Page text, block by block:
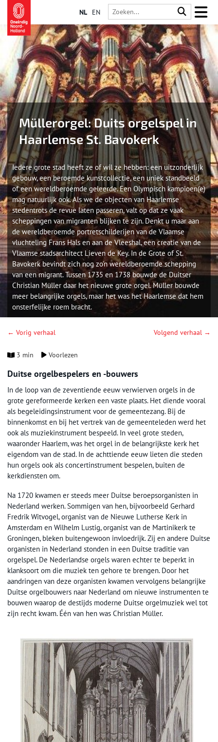
NL EN
Müllerorgel: Duits orgelspel in
Haarlemse St. Bavokerk
Iedere grote stad heeft ze of wil ze hebben: een uitzonderlijk
gebouw, een beroemde kunstcollectie, een uniek standbeeld
of een wereldberoemde geleerde. Een Olympisch kampioen(e)
mag natuurlijk ook. Als we de objecten van Haarlemse
stedentrots de revue laten passeren, valt op dat ze vaak
scheppingen van migranten blijken te zijn. Denkt u maar aan
de wereldberoemde portretschilderijen van de Vlaamse
vluchteling Frans Hals en aan de Vleeshal, een creatie van de
Vlaamse stadsarchitect Lieven de Key. In de Grote of St.
Bavokerk bevindt zich nog zo'n wereldberoemde schepping
van een migrant. Tussen 1735 en 1738 bouwde de Duitser
Christian Müller daar het nieuwe grote orgel. Müller bouwde
meer belangrijke orgels, maar het was het Haarlemse dat hem
onsterfelijke roem bracht.
← Vorig verhaal Volgend verhaal →
3 min Voorlezen
Duitse orgelbespelers en -bouwers
In de loop van de zeventiende eeuw verwierven orgels in de
grote gereformeerde kerken een vaste plaats. Het diende vooral
als begeleidingsinstrument voor de gemeentezang. Bij de
binnenkomst en bij het vertrek van de gemeenteleden werd het
ook als muziekinstrument bespeeld. In veel grote steden,
waaronder Haarlem, was het orgel in de belangrijkste kerk het
eigendom van de stad. In de achttiende eeuw lieten die steden
hun orgels ook als concertinstrument bespelen, buiten de
kerkdiensten om.
Na 1720 kwamen er steeds meer Duitse beroepsorganisten in
Nederland werken. Sommigen van hen, bijvoorbeeld Gerhard
Fredrik Witvogel, organist van de Nieuwe Lutherse Kerk in
Amsterdam en Wilhelm Lustig, organist van de Martinikerk te
Groningen, bleken buitengewoon invloedrijk. Zij en andere Duitse
organisten in Nederland stonden in een Duitse traditie van
orgelspel. De Nederlandse orgels waren echter te beperkt in
klanksoort om die muziek ten gehore te brengen. Door het
aandringen van deze organisten kwamen vervolgens belangrijke
Duitse orgelbouwers naar Nederland om nieuwe instrumenten te
bouwen waarop de destijds moderne Duitse orgelmuziek wel tot
zijn recht kwam. Één van hen was Christian Müller.